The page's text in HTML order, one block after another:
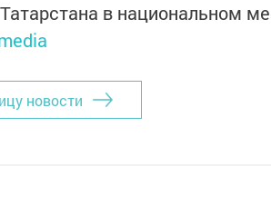
в национальном
новости